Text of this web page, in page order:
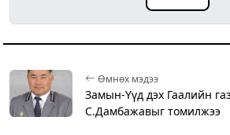
Өмнөх мэдээ
Замын-Үүд дэх Гаалийн
С.Дамбажавыг томилжээ